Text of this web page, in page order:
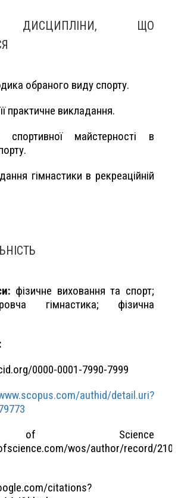
ДИСЦИПЛІНИ, ЩО
обраного виду спорту.
практичне викладання.
майстерності в
гімнастики в рекреаційній
фізичне виховання та спорт;
гімнастика; фізична
0000-0001-7990-7999
authid/detail.uri?
Science
wos/author/record/
citations?